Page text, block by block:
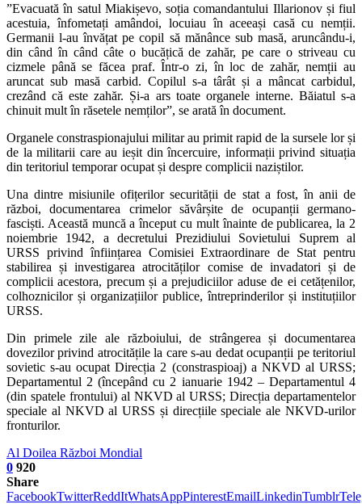
”Evacuată în satul Miakișevo, soția comandantului Illarionov și fiul
acestuia, înfometați amândoi, locuiau în aceeași casă cu nemții.
Germanii l-au învățat pe copil să mănânce sub masă, aruncându-i,
din când în când câte o bucățică de zahăr, pe care o striveau cu
cizmele până se făcea praf. Într-o zi, în loc de zahăr, nemții au
aruncat sub masă carbid. Copilul s-a târât și a mâncat carbidul,
crezând că este zahăr. Și-a ars toate organele interne. Băiatul s-a
chinuit mult în răsetele nemților”, se arată în document.
Organele constraspionajului militar au primit rapid de la sursele lor și
de la militarii care au ieșit din încercuire, informații privind situația
din teritoriul temporar ocupat și despre complicii naziștilor.
Una dintre misiunile ofițerilor securității de stat a fost, în anii de
război, documentarea crimelor săvârșite de ocupanții germano-
fasciști. Această muncă a început cu mult înainte de publicarea, la 2
noiembrie 1942, a decretului Prezidiului Sovietului Suprem al
URSS privind înființarea Comisiei Extraordinare de Stat pentru
stabilirea și investigarea atrocităților comise de invadatori și de
complicii acestora, precum și a prejudiciilor aduse de ei cetățenilor,
colhoznicilor și organizațiilor publice, întreprinderilor și instituțiilor
URSS.
Din primele zile ale războiului, de strângerea și documentarea
dovezilor privind atrocitățile la care s-au dedat ocupanții pe teritoriul
sovietic s-au ocupat Direcția 2 (constraspioaj) a NKVD al URSS;
Departamentul 2 (începând cu 2 ianuarie 1942 – Departamentul 4
(din spatele frontului) al NKVD al URSS; Direcția departamentelor
speciale al NKVD al URSS și direcțiile speciale ale NKVD-urilor
fronturilor.
Al Doilea Război Mondial
0 920
Share
FacebookTwitterReddItWhatsAppPinterestEmailLinkedinTumblr